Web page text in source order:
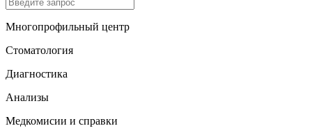
Многопрофильный центр
Стоматология
Диагностика
Анализы
Медкомисии и справки